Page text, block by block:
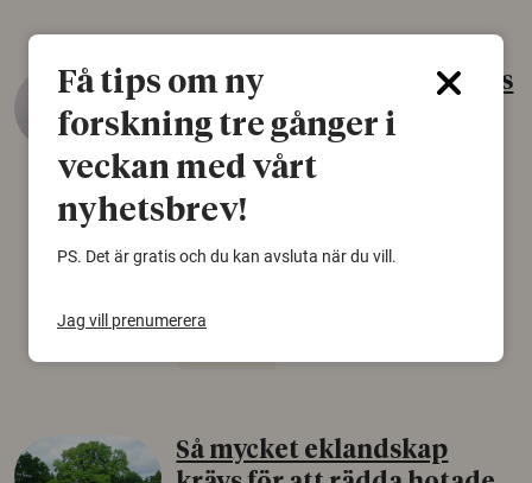
Gammalt skinn var Sveriges
äldsta sko
22 juni 2026
Det som arkeologer länge trodde var en
björnfäll visar sig vara delar av en 2000 år
gammal sko. Fyndet bär spår av romerskt
Så mycket eklandskap
Få tips om ny
forskning tre gånger i
veckan med vårt
nyhetsbrev!
PS. Det är gratis och du kan avsluta när du vill.
Jag vill prenumerera